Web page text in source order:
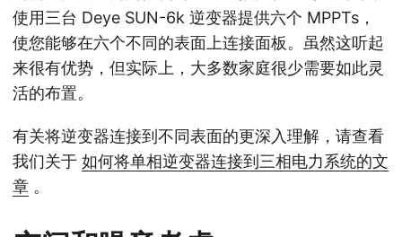
使用三台 Deye SUN-6k 逆变器提供六个 MPPTs，
使您能够在六个不同的表面上连接面板。虽然这听起
来很有优势，但实际上，大多数家庭很少需要如此灵
活的布置。
有关将逆变器连接到不同表面的更深入理解，请查看
我们关于 如何将单相逆变器连接到三相电力系统的文
章 。